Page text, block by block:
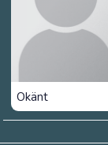
Okänt